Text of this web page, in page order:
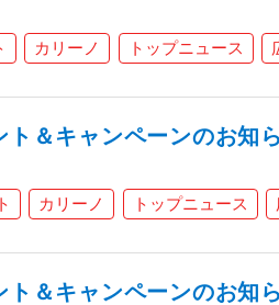
カリーノ トップニュース
ト＆キャンペーンのお知
カリーノ トップニュース
ト＆キャンペーンのお知